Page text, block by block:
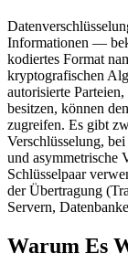
Informationen —
kodiertes Format
kryptografischen
autorisierte
besitzen, können
zugreifen. Es gibt
Verschlüsselung,
und asymmetrische
Schlüsselpaar
der Übertragung
Servern,
Warum Es